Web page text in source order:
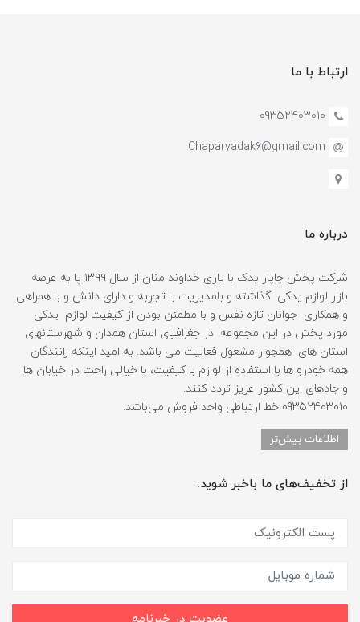
ارتباط با ما
09352403010
Chaparyadak6@gmail.com
درباره ما
شرکت پخش چاپار یدک با یاری خداوند منان از سال ۱۳۹۹ پا به عرصه
بازار لوازم یدکی گذاشته و بامدیریت با تجربه و دارای دانش و با همراهی
و همکاری جوانان تازه نفس و با مطمئن بودن از کیفیت لوازم یدکی
مورد پخش در این مجموعه در جغرافیای استان همدان و شهرستانهای
استان های همجوار مشغول فعالیت می باشد. به امید اینکه رانندگان
همه خودرو ها با استفاده از لوازم با کیفیت، با خیالی راحت در خیابان ها
و جادهای این کشور عزیز تردد کنند.
09352403010 خط ارتباطی واحد فروش می‌باشد.
اطلاعات بیش‌تر
از تخفیف‌های ما باخبر شوید: